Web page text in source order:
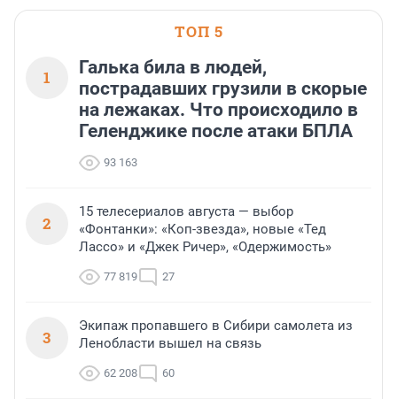
ТОП 5
1
Галька била в людей,
пострадавших грузили в скорые
на лежаках. Что происходило в
Геленджике после атаки БПЛА
93 163
2
15 телесериалов августа — выбор
«Фонтанки»: «Коп-звезда», новые «Тед
Лассо» и «Джек Ричер», «Одержимость»
77 819 27
3
Экипаж пропавшего в Сибири самолета из
Ленобласти вышел на связь
62 208 60